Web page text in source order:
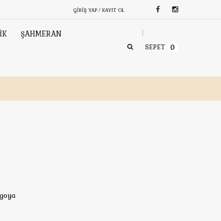
GIRIŞ YAP / KAYIT OL
ŞAHMERAN
SEPET 0